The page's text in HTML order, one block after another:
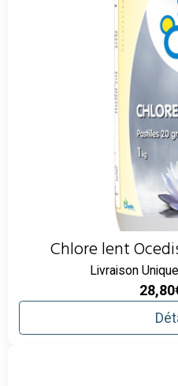
Chlore lent
Livraison